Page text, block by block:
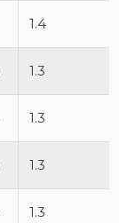
1.4
1.3
1.3
1.3
1.3